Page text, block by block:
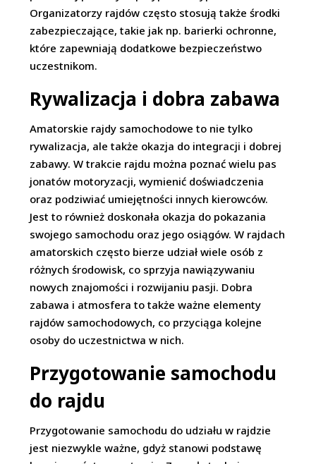
Organizatorzy rajdów często stosują także środki
zabezpieczające, takie jak np. barierki ochronne,
które zapewniają dodatkowe bezpieczeństwo
uczestnikom.
Rywalizacja i dobra zabawa
Amatorskie rajdy samochodowe to nie tylko
rywalizacja, ale także okazja do integracji i dobrej
zabawy. W trakcie rajdu można poznać wielu pas
jonatów motoryzacji, wymienić doświadczenia
oraz podziwiać umiejętności innych kierowców.
Jest to również doskonała okazja do pokazania
swojego samochodu oraz jego osiągów. W rajdach
amatorskich często bierze udział wiele osób z
różnych środowisk, co sprzyja nawiązywaniu
nowych znajomości i rozwijaniu pasji. Dobra
zabawa i atmosfera to także ważne elementy
rajdów samochodowych, co przyciąga kolejne
osoby do uczestnictwa w nich.
Przygotowanie samochodu
do rajdu
Przygotowanie samochodu do udziału w rajdzie
jest niezwykle ważne, gdyż stanowi podstawę